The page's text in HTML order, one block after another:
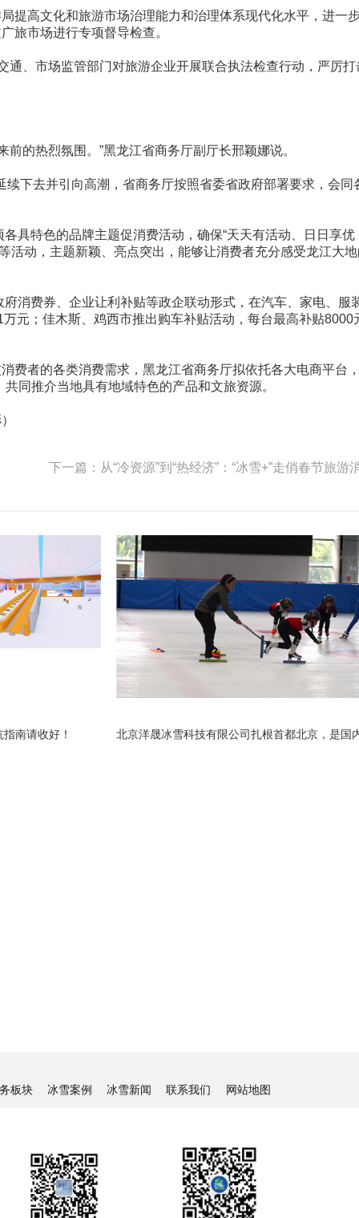
提高文化和旅游市场治理能力和治理体系现代化水平，进一
旅市场进行专项督导检查。
通、市场监管部门对旅游企业开展联合执法检查行动，严厉打
的热烈氛围。”黑龙江省商务厅副厅长邢颖娜说。
下去并引向高潮，省商务厅按照省委省政府部署要求，会同
具特色的品牌主题促消费活动，确保“天天有活动、日日享优
活动，主题新颖、亮点突出，能够让消费者充分感受龙江大
消费券、企业让利补贴等政企联动形式，在汽车、家电、服
元；佳木斯、鸡西市推出购车补贴活动，每台最高补贴8000
费者的各类消费需求，黑龙江省商务厅拟依托各大电商平台
同推介当地具有地域特色的产品和文旅资源。
下一篇：从“冷资源”到“热经济”：“冰雪+”走俏春节旅游
南请收好！
板块 冰雪案例 冰雪新闻 联系我们 网站地图